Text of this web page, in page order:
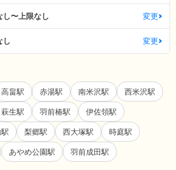
し〜上限なし 変更
し 変更
高畠駅 赤湯駅 南米沢駅 西米沢駅
萩生駅 羽前椿駅 伊佐領駅
梨郷駅 西大塚駅 時庭駅
あやめ公園駅 羽前成田駅